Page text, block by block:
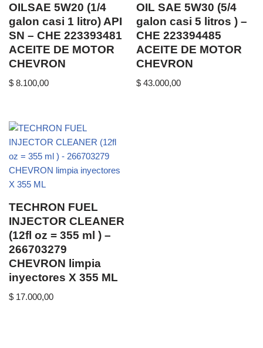
OILSAE 5W20 (1/4
galon casi 1 litro) API
SN – CHE 223393481
ACEITE DE MOTOR
CHEVRON
$ 8.100,00
OIL SAE 5W30 (5/4
galon casi 5 litros ) –
CHE 223394485
ACEITE DE MOTOR
CHEVRON
$ 43.000,00
TECHRON FUEL
INJECTOR CLEANER
(12fl oz = 355 ml ) –
266703279
CHEVRON limpia
inyectores X 355 ML
$ 17.000,00